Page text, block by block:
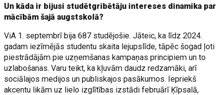
Un kāda ir bijusi studētgribētāju intereses dinamika par
mācībām šajā augstskolā?
ViA 1. septembrī bija 687 studējošie. Jāteic, ka līdz 2024.
gadam iezīmējās studentu skaita lejupslīde, tāpēc šogad ļoti
piestrādājām pie uzņemšanas kampaņas principiem un to
uzlabošanas. Varu teikt, ka kļuvām daudz redzamāki, arī
sociālajos medijos un publiskajos pasākumos. Iepriekš
akcentu likām uz lielo izglītības izstādi februārī Ķīpsalā,